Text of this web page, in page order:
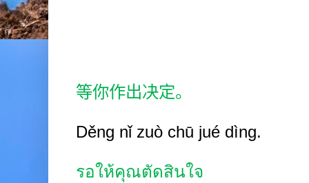
等你作出决定。
Děng nǐ zuò chū jué dìng.
รอให้คุณตัดสินใจ